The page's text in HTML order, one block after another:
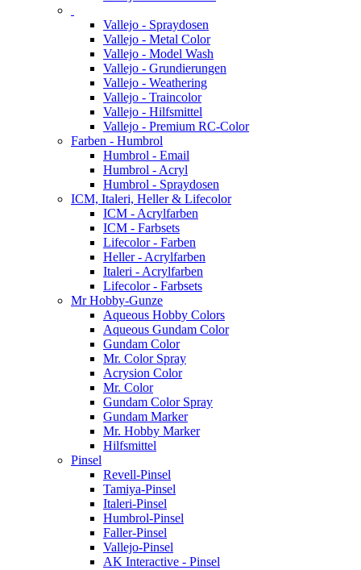
Vallejo - Spraydosen
Vallejo - Metal Color
Vallejo - Model Wash
Vallejo - Grundierungen
Vallejo - Weathering
Vallejo - Traincolor
Vallejo - Hilfsmittel
Vallejo - Premium RC-Color
Farben - Humbrol
Humbrol - Email
Humbrol - Acryl
Humbrol - Spraydosen
ICM, Italeri, Heller & Lifecolor
ICM - Acrylfarben
ICM - Farbsets
Lifecolor - Farben
Heller - Acrylfarben
Italeri - Acrylfarben
Lifecolor - Farbsets
Mr Hobby-Gunze
Aqueous Hobby Colors
Aqueous Gundam Color
Gundam Color
Mr. Color Spray
Acrysion Color
Mr. Color
Gundam Color Spray
Gundam Marker
Mr. Hobby Marker
Hilfsmittel
Pinsel
Revell-Pinsel
Tamiya-Pinsel
Italeri-Pinsel
Humbrol-Pinsel
Faller-Pinsel
Vallejo-Pinsel
AK Interactive - Pinsel